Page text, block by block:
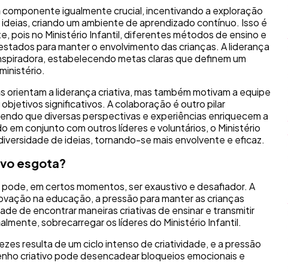
igualmente crucial, incentivando a exploração
criando um ambiente de aprendizado contínuo. Isso é
pois no Ministério Infantil, diferentes métodos de ensino e
para manter o envolvimento das crianças. A liderança
estabelecendo metas claras que definem um
orientam a liderança criativa, mas também motivam a equipe
objetivos significativos. A colaboração é outro pilar
que diversas perspectivas e experiências enriquecem a
em conjunto com outros líderes e voluntários, o Ministério
de ideias, tornando-se mais envolvente e eficaz.
esgota?
pode, em certos momentos, ser exaustivo e desafiador. A
na educação, a pressão para manter as crianças
de encontrar maneiras criativas de ensinar e transmitir
sobrecarregar os líderes do Ministério Infantil.
resulta de um ciclo intenso de criatividade, e a pressão
criativo pode desencadear bloqueios emocionais e